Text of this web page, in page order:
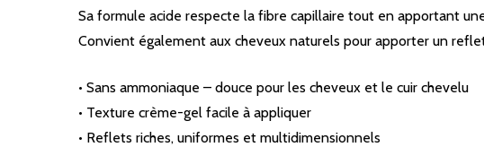
Sa formule acide respecte la fibre capillaire tout en apportant
Convient également aux cheveux naturels pour apporter un
• Sans ammoniaque – douce pour les cheveux et le cuir chevelu
• Texture crème-gel facile à appliquer
• Reflets riches, uniformes et multidimensionnels